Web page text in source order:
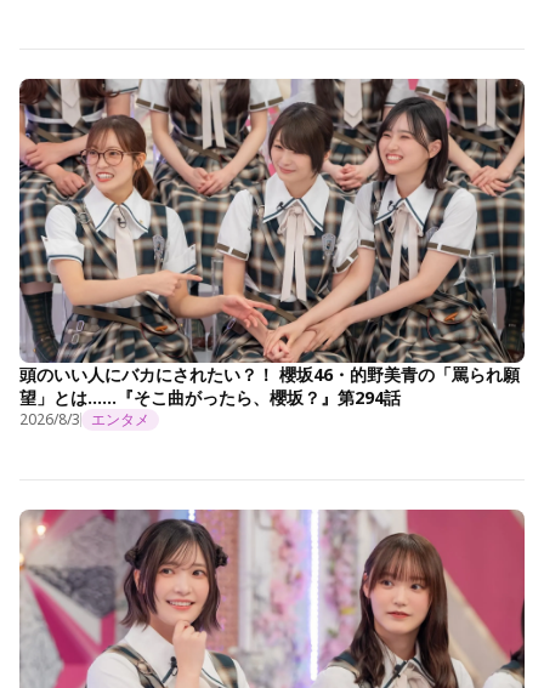
頭のいい人にバカにされたい？！ 櫻坂46・的野美青の「罵られ願
望」とは……『そこ曲がったら、櫻坂？』第294話
2026/8/3 エンタメ